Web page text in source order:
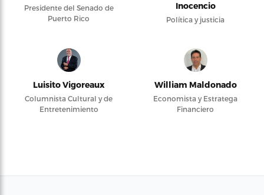
Presidente del Senado de
Puerto Rico
Inocencio
Política y justicia
Luisito Vigoreaux
Columnista Cultural y de
Entretenimiento
William Maldonado
Economista y Estratega
Financiero